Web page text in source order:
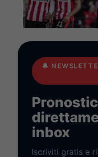
🔔
inbox
Iscriviti gratis e